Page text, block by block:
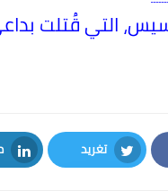
التي قُتلت
تغريد
Twitter